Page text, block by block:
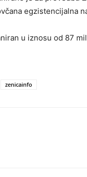
egzistencijalna
u iznosu od 87
zenicainfo